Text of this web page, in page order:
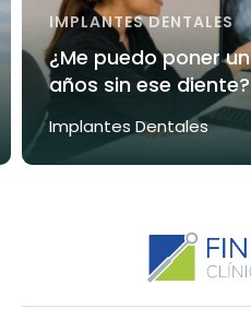
IMPLANTES DENTALES
¿Me puedo poner
años sin ese diente?
Implantes Dentales